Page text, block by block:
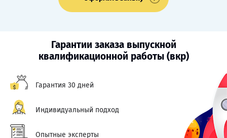
Гарантии заказа выпускной
квалификационной работы (вкр)
Гарантия 30 дней
Индивидуальный подход
Опытные эксперты